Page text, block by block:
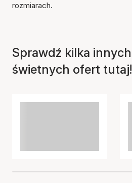
do koszyka
rozmiarach.
Sprawdź kilka innych
świetnych ofert tutaj!